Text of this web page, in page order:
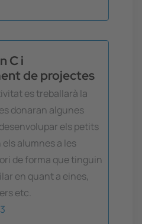
C i
de projectes
es treballarà la
donaran algunes
els petits
alumnes a les
de forma que tinguin
en quant a eines,
etc.